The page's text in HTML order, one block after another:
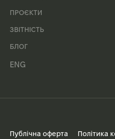
ПРОЄКТИ
ЗВІТНІСТЬ
БЛОГ
ENG
Публічна оферта Політика